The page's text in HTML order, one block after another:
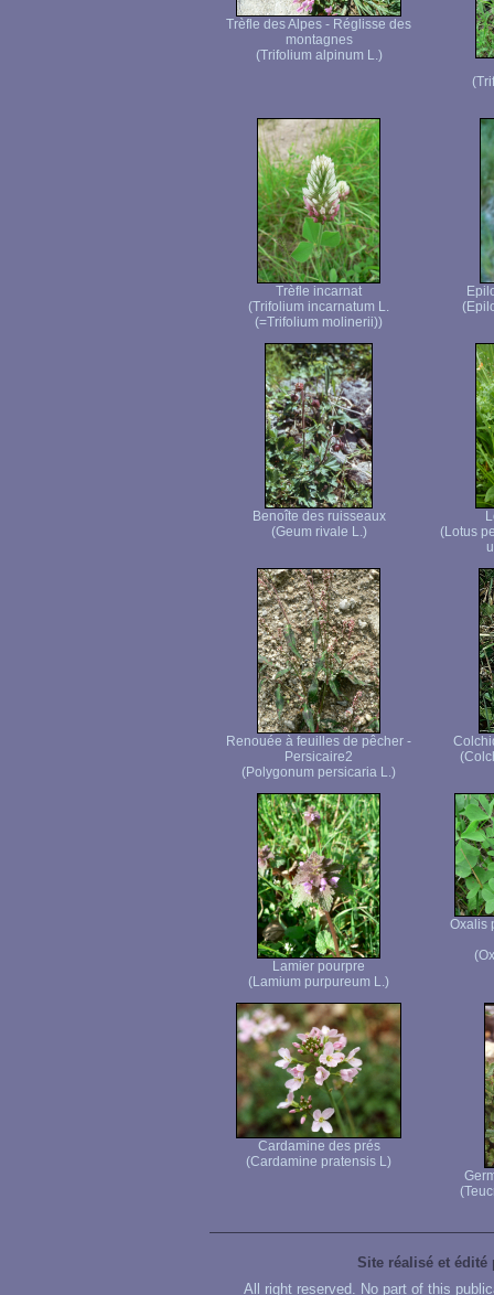
Trèfle des Alpes - Réglisse des
montagnes
(Trifolium alpinum L.)
Trèfle incarnat
(Trifolium incarnatum L.
(=Trifolium molinerii))
Benoîte des ruisseaux
(Geum rivale L.)
(Lotus
Renouée à feuilles de pêcher -
Persicaire2
(Polygonum persicaria L.)
Lamier pourpre
(Lamium purpureum L.)
Oxalis
Cardamine des prés
(Cardamine pratensis L)
Site réalisé et édité
All right reserved. No part of this